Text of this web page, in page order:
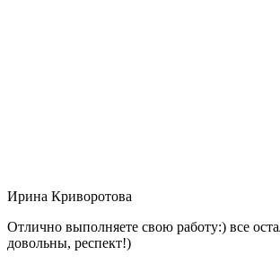
Ирина Криворотова
Отлично выполняете свою работу:) все
довольны, респект!)